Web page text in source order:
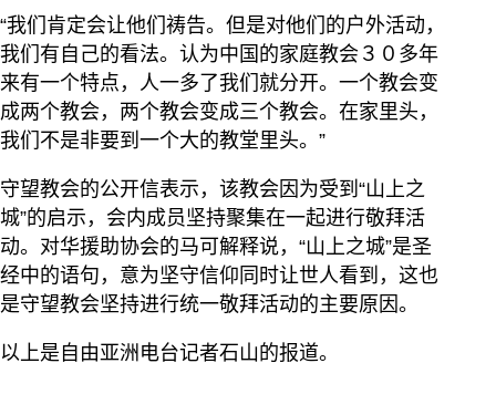
“我们肯定会让他们祷告。但是对他们的户外活动，
我们有自己的看法。认为中国的家庭教会３０多年
来有一个特点，人一多了我们就分开。一个教会变
成两个教会，两个教会变成三个教会。在家里头，
我们不是非要到一个大的教堂里头。”
守望教会的公开信表示，该教会因为受到“山上之
城”的启示，会内成员坚持聚集在一起进行敬拜活
动。对华援助协会的马可解释说，“山上之城”是圣
经中的语句，意为坚守信仰同时让世人看到，这也
是守望教会坚持进行统一敬拜活动的主要原因。
以上是自由亚洲电台记者石山的报道。